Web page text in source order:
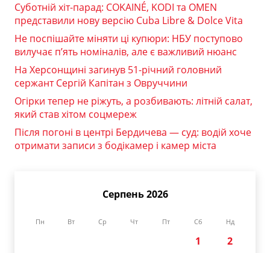
Суботній хіт-парад: COKAINÉ, KODI та OMEN
представили нову версію Cuba Libre & Dolce Vita
Не поспішайте міняти ці купюри: НБУ поступово
вилучає п’ять номіналів, але є важливий нюанс
На Херсонщині загинув 51-річний головний
сержант Сергій Капітан з Овруччини
Огірки тепер не ріжуть, а розбивають: літній салат,
який став хітом соцмереж
Після погоні в центрі Бердичева — суд: водій хоче
отримати записи з бодікамер і камер міста
Серпень 2026
Пн Вт Ср Чт Пт Сб Нд
1
2